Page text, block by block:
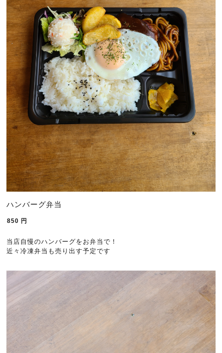
ハンバーグ弁当
850 円
当店自慢のハンバーグをお弁当で！
近々冷凍弁当も売り出す予定です